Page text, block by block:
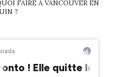
FAIRE À VANCOUVER EN
?